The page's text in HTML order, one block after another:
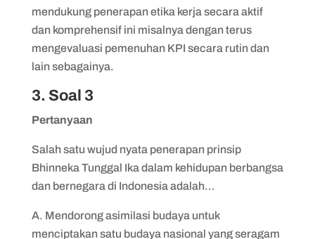
mendukung penerapan etika kerja secara aktif
dan komprehensif ini misalnya dengan terus
mengevaluasi pemenuhan KPI secara rutin dan
lain sebagainya.
3. Soal 3
Pertanyaan
Salah satu wujud nyata penerapan prinsip
Bhinneka Tunggal Ika dalam kehidupan berbangsa
dan bernegara di Indonesia adalah…
Mendorong asimilasi budaya untuk
menciptakan satu budaya nasional yang seragam